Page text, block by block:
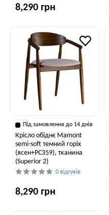
8,290 грн
Під замовлення до 14 днів
Крісло обіднє Mamont
semi-soft темний горіх
(ясен+PC359), тканина
(Superior 2)
0 відгуків
8,290 грн